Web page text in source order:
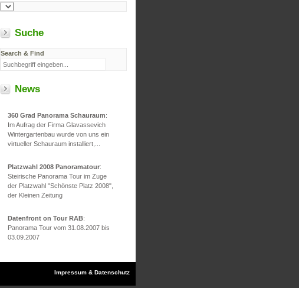
Suche
Search & Find
News
360 Grad Panorama Schauraum:
Im Aufrag der Firma Glavassevich
Wintergartenbau wurde von uns ein
virtueller Schauraum installiert,...
Platzwahl 2008 Panoramatour:
Steirische Panorama Tour im Zuge
der Platzwahl "Schönste Platz 2008",
der Kleinen Zeitung
Datenfront on Tour RAB:
Panorama Tour vom 31.08.2007 bis
03.09.2007
Impressum & Datenschutz